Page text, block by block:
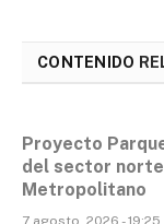
CONTENIDO
Proyecto
del sector norte
Metropolitano
7 agosto, 2026 - 19:25